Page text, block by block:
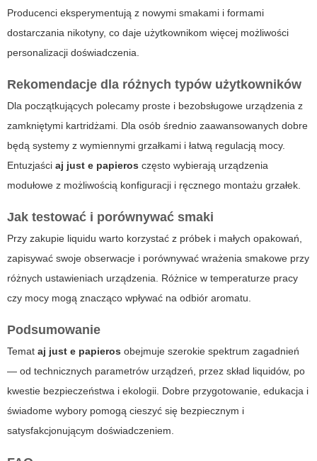
Producenci eksperymentują z nowymi smakami i formami
dostarczania nikotyny, co daje użytkownikom więcej możliwości
personalizacji doświadczenia.
Rekomendacje dla różnych typów użytkowników
Dla początkujących polecamy proste i bezobsługowe urządzenia z
zamkniętymi kartridżami. Dla osób średnio zaawansowanych dobre
będą systemy z wymiennymi grzałkami i łatwą regulacją mocy.
Entuzjaści aj just e papieros często wybierają urządzenia
modułowe z możliwością konfiguracji i ręcznego montażu grzałek.
Jak testować i porównywać smaki
Przy zakupie liquidu warto korzystać z próbek i małych opakowań,
zapisywać swoje obserwacje i porównywać wrażenia smakowe przy
różnych ustawieniach urządzenia. Różnice w temperaturze pracy
czy mocy mogą znacząco wpływać na odbiór aromatu.
Podsumowanie
Temat aj just e papieros obejmuje szerokie spektrum zagadnień
— od technicznych parametrów urządzeń, przez skład liquidów, po
kwestie bezpieczeństwa i ekologii. Dobre przygotowanie, edukacja i
świadome wybory pomogą cieszyć się bezpiecznym i
satysfakcjonującym doświadczeniem.